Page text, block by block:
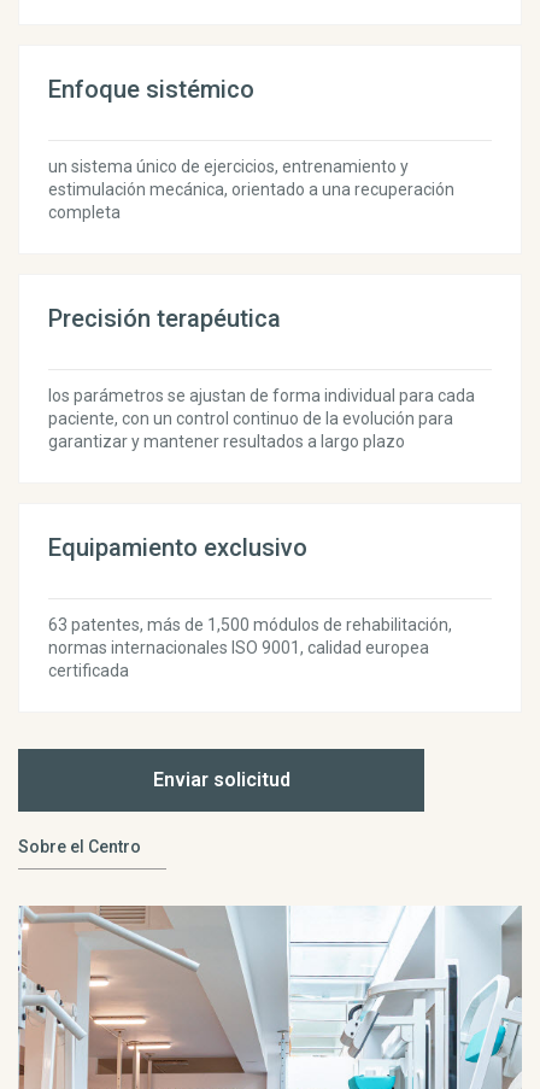
Enfoque sistémico
un sistema único de ejercicios, entrenamiento y
estimulación mecánica, orientado a una recuperación
completa
Precisión terapéutica
los parámetros se ajustan de forma individual para cada
paciente, con un control continuo de la evolución para
garantizar y mantener resultados a largo plazo
Equipamiento exclusivo
63 patentes, más de 1,500 módulos de rehabilitación,
normas internacionales ISO 9001, calidad europea
certificada
Enviar solicitud
Sobre el Centro